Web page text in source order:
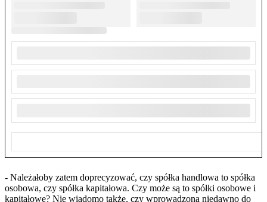
- Należałoby zatem doprecyzować, czy spółka handlowa to spółka
osobowa, czy spółka kapitałowa. Czy może są to spółki osobowe i
kapitałowe? Nie wiadomo także, czy wprowadzona niedawno do